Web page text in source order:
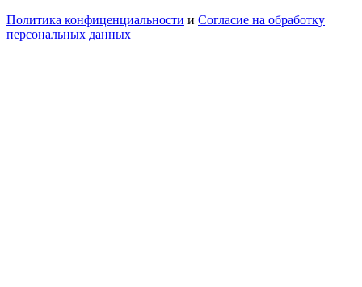
Политика конфиценциальности и Согласие на обработку
персональных данных